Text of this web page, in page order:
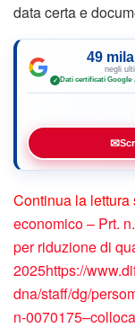
data certa e
49
negli
✓ Dati certificati Google·
✉
Continua la lettura
economico – Prt.
per riduzione di
2025https://
dna/staff/dg/
n-